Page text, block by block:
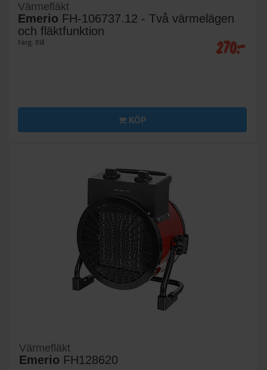
Värmefläkt
Emerio FH-106737.12 - Två värmelägen
och fläktfunktion
Färg: Blå 270:-
KÖP
Värmefläkt
Emerio FH128620